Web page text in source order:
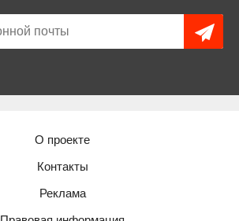
О проекте
Контакты
Реклама